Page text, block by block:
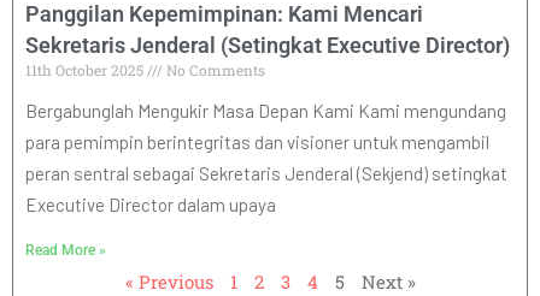
Panggilan Kepemimpinan: Kami Mencari
Sekretaris Jenderal (Setingkat Executive Director)
11th October 2025 No Comments
Bergabunglah Mengukir Masa Depan Kami Kami mengundang
para pemimpin berintegritas dan visioner untuk mengambil
peran sentral sebagai Sekretaris Jenderal (Sekjend) setingkat
Executive Director dalam upaya
Read More »
« Previous 1 2 3 4 5 Next »